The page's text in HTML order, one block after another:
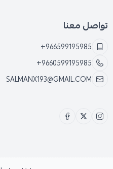
تواصل معنا
+966599195985
+9660599195985
SALMANX193@GMAIL.COM